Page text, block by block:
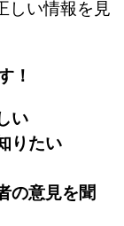
しい情報を見
！
い
りたい
の意見を聞